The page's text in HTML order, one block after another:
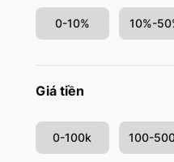
0-10% 10%-
Giá tiền
0-100k 100-